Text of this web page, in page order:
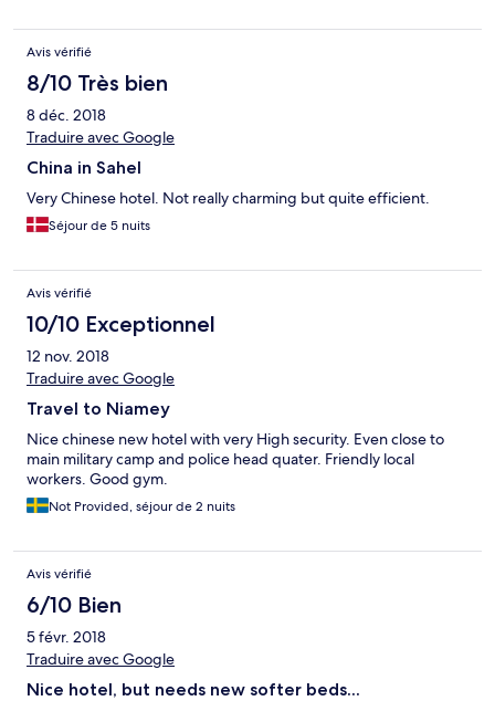
Avis vérifié
8/10 Très bien
8 déc. 2018
Traduire avec Google
China in Sahel
Very Chinese hotel. Not really charming but quite efficient.
Séjour de 5 nuits
Avis vérifié
10/10 Exceptionnel
12 nov. 2018
Traduire avec Google
Travel to Niamey
Nice chinese new hotel with very High security. Even close to
main military camp and police head quater. Friendly local
workers. Good gym.
Not Provided, séjour de 2 nuits
Avis vérifié
6/10 Bien
5 févr. 2018
Traduire avec Google
Nice hotel, but needs new softer beds...